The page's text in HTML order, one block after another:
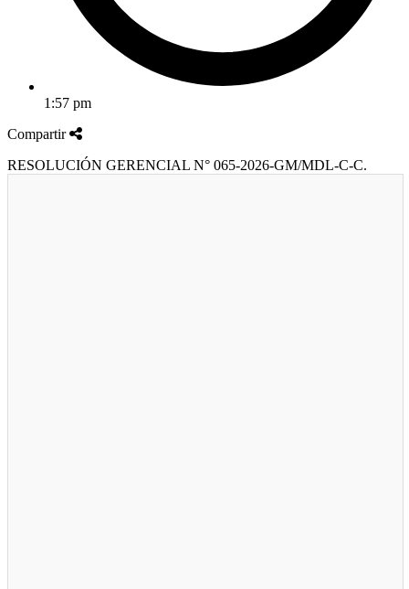
1:57 pm
Compartir
RESOLUCIÓN GERENCIAL N° 065-2026-GM/MDL-C-C.